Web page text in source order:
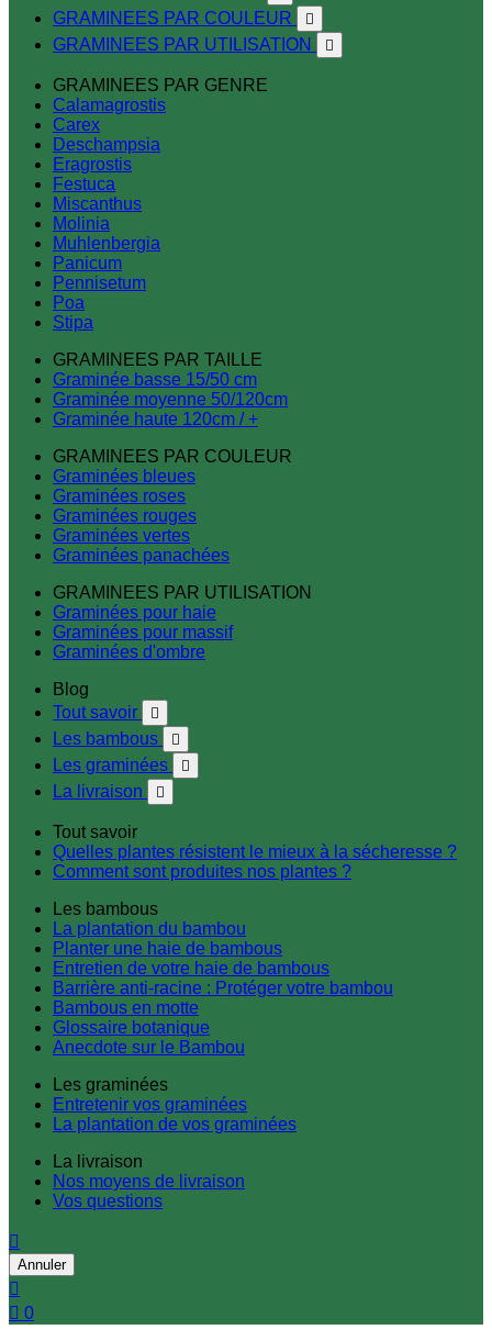
GRAMINEES PAR COULEUR 
GRAMINEES PAR UTILISATION 
GRAMINEES PAR GENRE
Calamagrostis
Carex
Deschampsia
Eragrostis
Festuca
Miscanthus
Molinia
Muhlenbergia
Panicum
Pennisetum
Poa
Stipa
GRAMINEES PAR TAILLE
Graminée basse 15/50 cm
Graminée moyenne 50/120cm
Graminée haute 120cm / +
GRAMINEES PAR COULEUR
Graminées bleues
Graminées roses
Graminées rouges
Graminées vertes
Graminées panachées
GRAMINEES PAR UTILISATION
Graminées pour haie
Graminées pour massif
Graminées d'ombre
Blog
Tout savoir

Les bambous 
Les graminées 
La livraison 
Tout savoir
Quelles plantes résistent le mieux à la sécheresse ?
Comment sont produites nos plantes ?
Les bambous
La plantation du bambou
Planter une haie de bambous
Entretien de votre haie de bambous
Barrière anti-racine : Protéger votre bambou
Bambous en motte
Glossaire botanique
Anecdote sur le Bambou
Les graminées
Entretenir vos graminées
La plantation de vos graminées
La livraison
Nos moyens de livraison
Vos questions

Annuler

 0